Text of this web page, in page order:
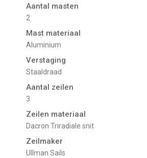
Aantal masten
2
Mast materiaal
Aluminium
Verstaging
Staaldraad
Aantal zeilen
3
Zeilen materiaal
Dacron Triradiale snit
Zeilmaker
Ullman Sails